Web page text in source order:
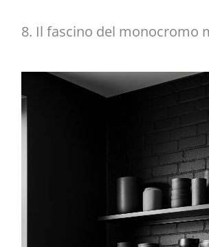
8. Il fascino del monocromo